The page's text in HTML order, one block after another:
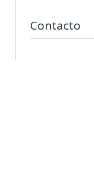
Contacto